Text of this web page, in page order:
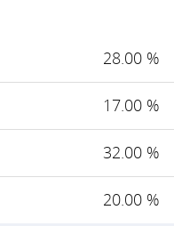
28.00 %
17.00 %
32.00 %
20.00 %